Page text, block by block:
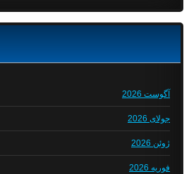
آگوست 2026
جولای 2026
ژوئن 2026
فوریه 2026